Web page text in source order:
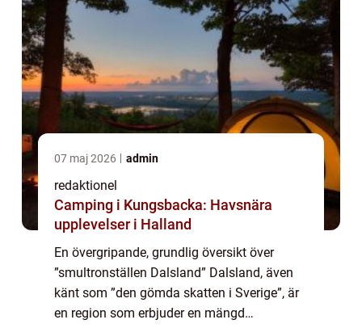
07 maj 2026 admin
redaktionel
Camping i Kungsbacka: Havsnära
upplevelser i Halland
En övergripande, grundlig översikt över
”smultronställen Dalsland” Dalsland, även
känt som ”den gömda skatten i Sverige”, är
en region som erbjuder en mängd